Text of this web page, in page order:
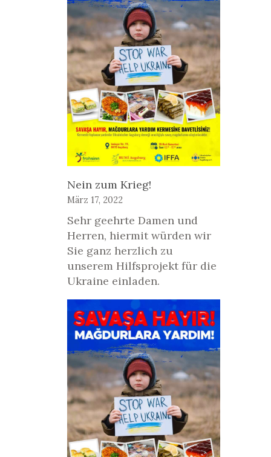
Nein zum Krieg!
März 17, 2022
Sehr geehrte Damen und
Herren, hiermit würden wir
Sie ganz herzlich zu
unserem Hilfsprojekt für die
Ukraine einladen.